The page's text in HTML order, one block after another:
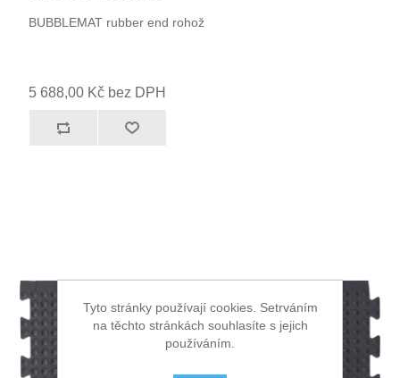
BUBBLEMAT rubber end rohož
5 688,00 Kč bez DPH
Tyto stránky používají cookies. Setrváním
na těchto stránkách souhlasíte s jejich
používáním.